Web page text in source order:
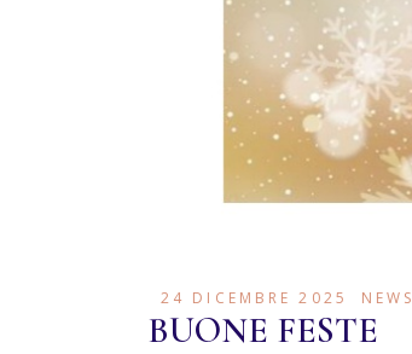
24 DICEMBRE 2025 NEWS
BUONE FESTE